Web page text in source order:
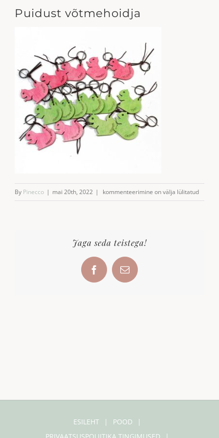
Puidust võtmehoidja
By Pinecco | mai 20th, 2022 |
Puidust
võtmehoidja
kommenteerimine on välja lülitatud
Jaga seda teistega!
FacebookEmail
ESILEHT
POOD
PRIVAATSUSPOLIITIKA TINGIMUSED